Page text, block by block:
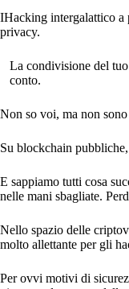
IHacking intergalattico a
privacy.
La condivisione del
conto.
Non so voi, ma non
Su blockchain
E sappiamo tutti cosa
nelle mani sbagliate.
Nello spazio delle
molto allettante per gli
Per ovvi motivi di